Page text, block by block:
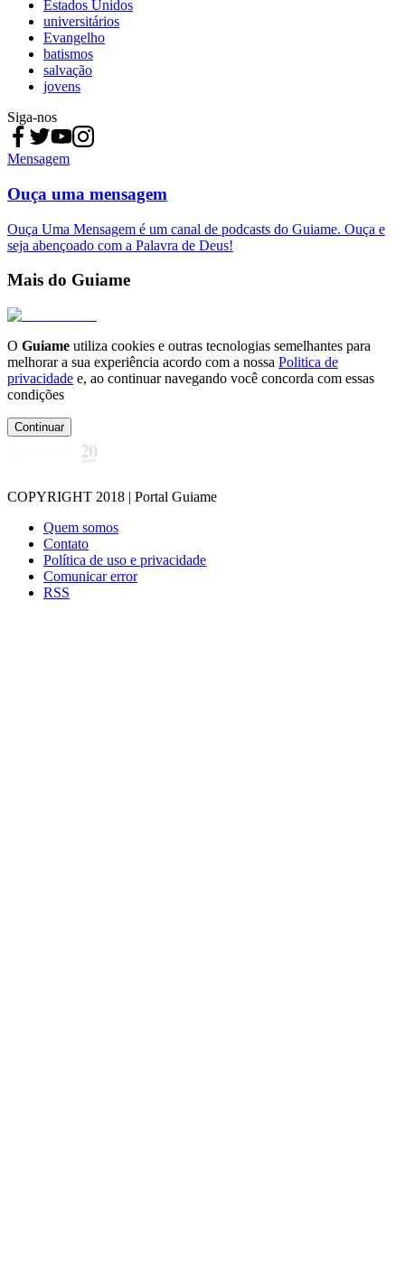
Estados Unidos
universitários
Evangelho
batismos
salvação
jovens
Siga-nos
Mensagem
Ouça uma mensagem
Ouça Uma Mensagem é um canal de podcasts do Guiame. Ouça e
seja abençoado com a Palavra de Deus!
Mais do Guiame
O Guiame utiliza cookies e outras tecnologias semelhantes para
melhorar a sua experiência acordo com a nossa Politica de
privacidade e, ao continuar navegando você concorda com essas
condições
Continuar
COPYRIGHT 2018 | Portal Guiame
Quem somos
Contato
Política de uso e privacidade
Comunicar error
RSS